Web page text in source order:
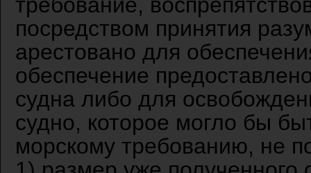
посредством принятия
арестовано для
обеспечение
судна либо для
судно, которое могло бы
морскому требованию, не